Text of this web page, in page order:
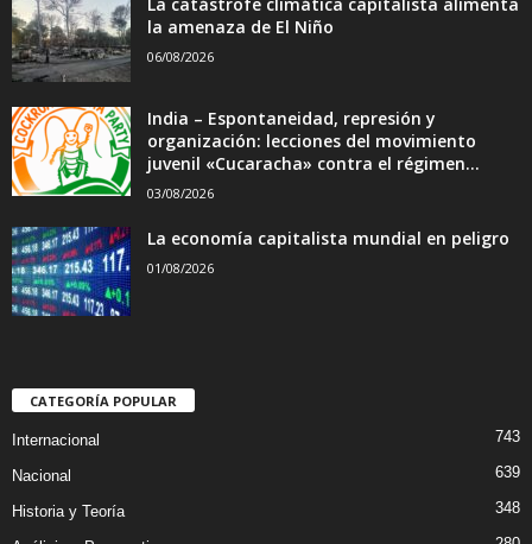
la amenaza de El Niño
06/08/2026
India – Espontaneidad, represión y
organización: lecciones del movimiento
juvenil «Cucaracha» contra el régimen...
03/08/2026
La economía capitalista mundial en peligro
01/08/2026
CATEGORÍA POPULAR
Internacional 743
Nacional 639
Historia y Teoría 348